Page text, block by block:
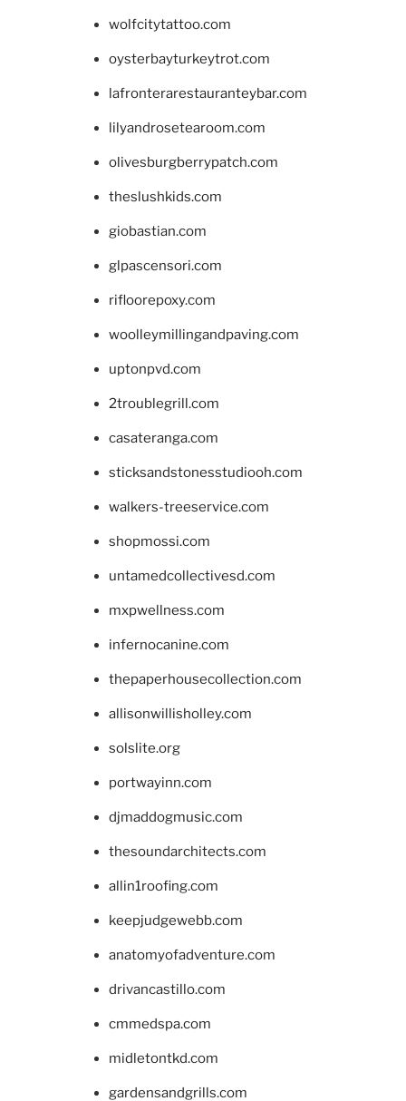
wolfcitytattoo.com
oysterbayturkeytrot.com
lafronterarestauranteybar.com
lilyandrosetearoom.com
olivesburgberrypatch.com
theslushkids.com
giobastian.com
glpascensori.com
rifloorepoxy.com
woolleymillingandpaving.com
uptonpvd.com
2troublegrill.com
casateranga.com
sticksandstonesstudiooh.com
walkers-treeservice.com
shopmossi.com
untamedcollectivesd.com
mxpwellness.com
infernocanine.com
thepaperhousecollection.com
allisonwillisholley.com
solslite.org
portwayinn.com
djmaddogmusic.com
thesoundarchitects.com
allin1roofing.com
keepjudgewebb.com
anatomyofadventure.com
drivancastillo.com
cmmedspa.com
midletontkd.com
gardensandgrills.com